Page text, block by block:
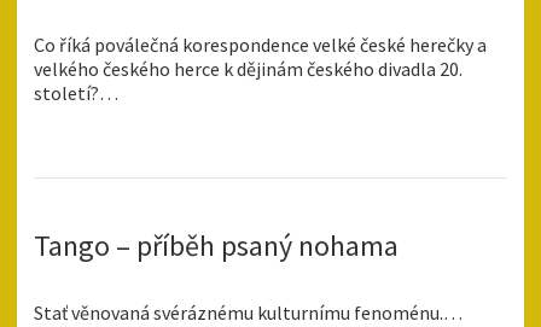
Co říká poválečná korespondence velké české herečky a
velkého českého herce k dějinám českého divadla 20.
století?…
Tango – příběh psaný nohama
Stať věnovaná svéráznému kulturnímu fenoménu.…